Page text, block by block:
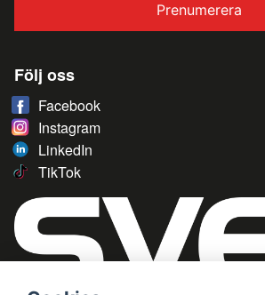
Prenumerera
Följ oss
Facebook
Instagram
LinkedIn
TikTok